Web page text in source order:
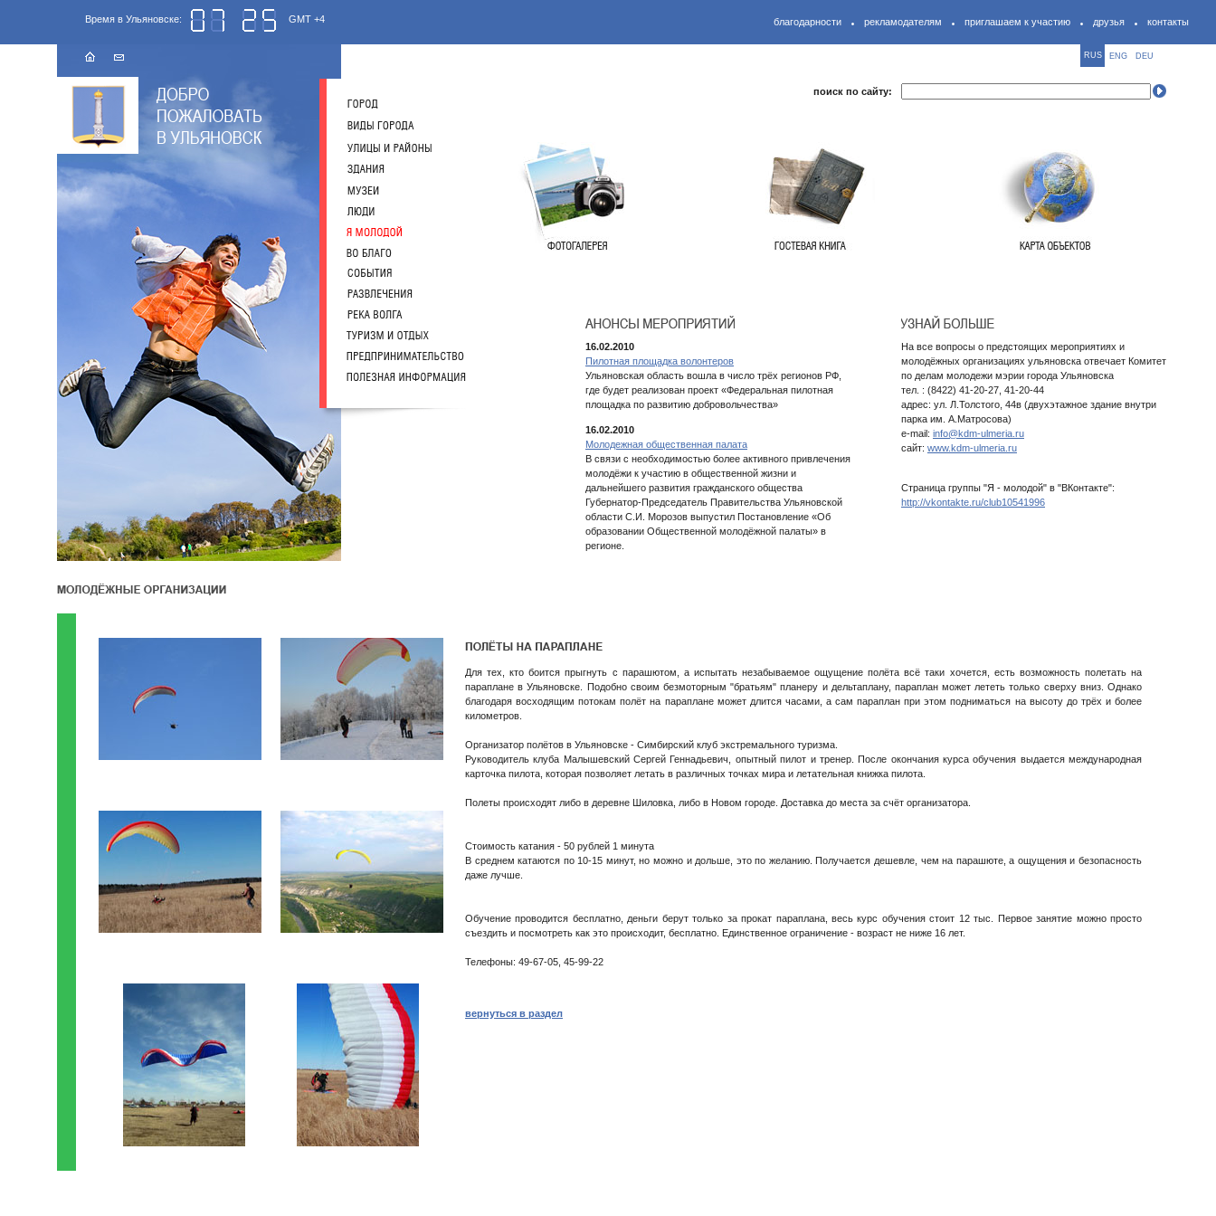
благодарности рекламодателям приглашаем к участию друзья контакты
Время в Ульяновске: GMT +4
RUS ENG DEU
поиск по сайту:
16.02.2010
Пилотная площадка волонтеров
Ульяновская область вошла в число трёх регионов РФ,
где будет реализован проект «Федеральная пилотная
площадка по развитию добровольчества»
16.02.2010
Молодежная общественная палата
В связи с необходимостью более активного привлечения
молодёжи к участию в общественной жизни и
дальнейшего развития гражданского общества
Губернатор-Председатель Правительства Ульяновской
области С.И. Морозов выпустил Постановление «Об
образовании Общественной молодёжной палаты» в
регионе.
На все вопросы о предстоящих мероприятиях и
молодёжных организациях ульяновска отвечает Комитет
по делам молодежи мэрии города Ульяновска
тел. : (8422) 41-20-27, 41-20-44
адрес: ул. Л.Толстого, 44в (двухэтажное здание внутри
парка им. А.Матросова)
e-mail: info@kdm-ulmeria.ru
сайт: www.kdm-ulmeria.ru
Страница группы "Я - молодой" в "ВКонтакте":
http://vkontakte.ru/club10541996
Для тех, кто боится прыгнуть с парашютом, а испытать незабываемое ощущение полёта всё таки хочется, есть возможность полетать на
параплане в Ульяновске. Подобно своим безмоторным "братьям" планеру и дельтаплану, параплан может лететь только сверху вниз. Однако
благодаря восходящим потокам полёт на параплане может длится часами, а сам параплан при этом подниматься на высоту до трёх и более
километров.
Организатор полётов в Ульяновске - Симбирский клуб экстремального туризма.
Руководитель клуба Малышевский Сергей Геннадьевич, опытный пилот и тренер. После окончания курса обучения выдается международная
карточка пилота, которая позволяет летать в различных точках мира и летательная книжка пилота.
Полеты происходят либо в деревне Шиловка, либо в Новом городе. Доставка до места за счёт организатора.
Стоимость катания - 50 рублей 1 минута
В среднем катаются по 10-15 минут, но можно и дольше, это по желанию. Получается дешевле, чем на парашюте, а ощущения и безопасность
даже лучше.
Обучение проводится бесплатно, деньги берут только за прокат параплана, весь курс обучения стоит 12 тыс. Первое занятие можно просто
съездить и посмотреть как это происходит, бесплатно. Единственное ограничение - возраст не ниже 16 лет.
Телефоны: 49-67-05, 45-99-22
вернуться в раздел